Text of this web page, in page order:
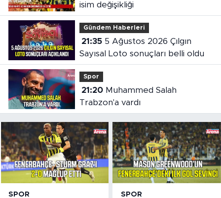
isim değişikliği
Gündem Haberleri
21:355 Ağustos 2026 Çılgın
Sayısal Loto sonuçları belli oldu
Spor
21:20Muhammed Salah
Trabzon'a vardı
SPOR SPOR